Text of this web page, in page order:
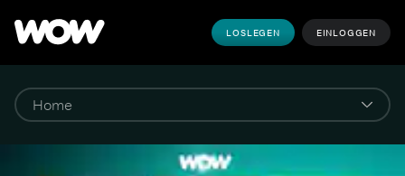
LOSLEGEN EINLOGGEN